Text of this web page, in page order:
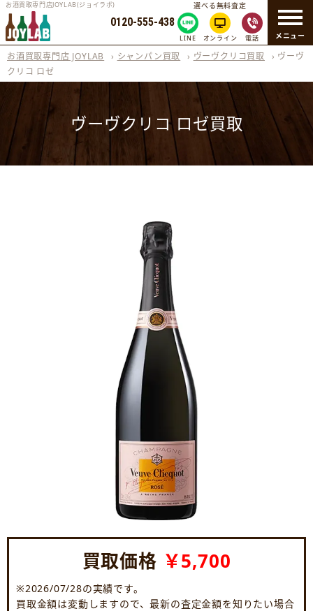
メニュー
お酒買取専門店JOYLAB(ジョイラボ)
0120-555-438
選べる無料査定
LINE オンライン 電話
お酒買取専門店 JOYLAB › シャンパン買取 › ヴーヴクリコ買取 › ヴーヴ
クリコ ロゼ
ヴーヴクリコ ロゼ買取
買取価格 ￥5,700
※2026/07/28の実績です。
買取金額は変動しますので、最新の査定金額を知りたい場合